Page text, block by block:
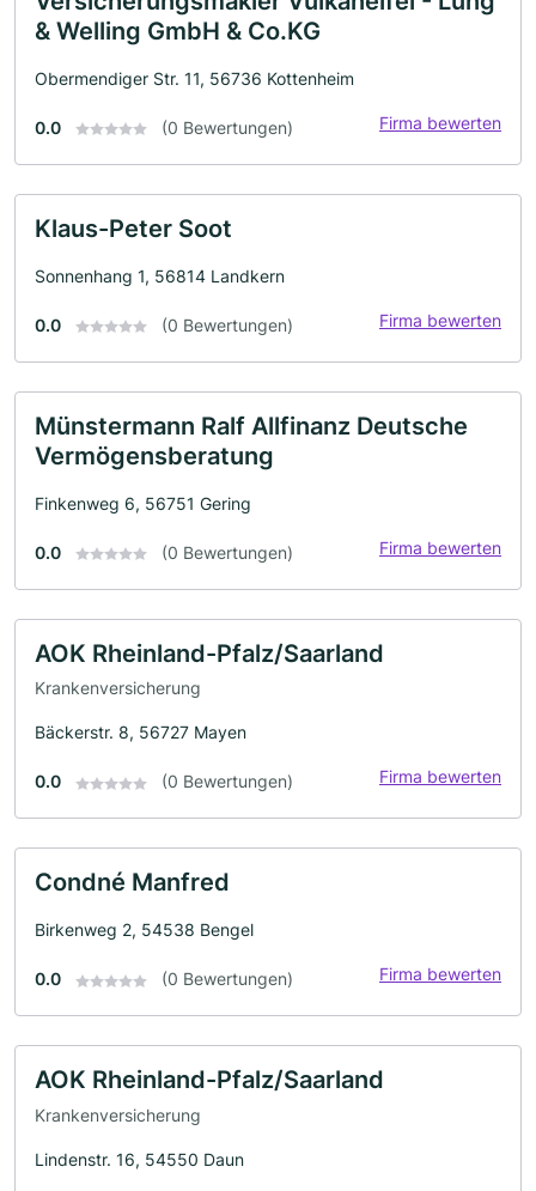
& Welling GmbH & Co.KG
Obermendiger Str. 11, 56736 Kottenheim
0.0 (0 Bewertungen) Firma bewerten
Klaus-Peter Soot
Sonnenhang 1, 56814 Landkern
0.0 (0 Bewertungen) Firma bewerten
Münstermann Ralf Allfinanz Deutsche
Vermögensberatung
Finkenweg 6, 56751 Gering
0.0 (0 Bewertungen) Firma bewerten
AOK Rheinland-Pfalz/Saarland
Krankenversicherung
Bäckerstr. 8, 56727 Mayen
0.0 (0 Bewertungen) Firma bewerten
Condné Manfred
Birkenweg 2, 54538 Bengel
0.0 (0 Bewertungen) Firma bewerten
AOK Rheinland-Pfalz/Saarland
Krankenversicherung
Lindenstr. 16, 54550 Daun